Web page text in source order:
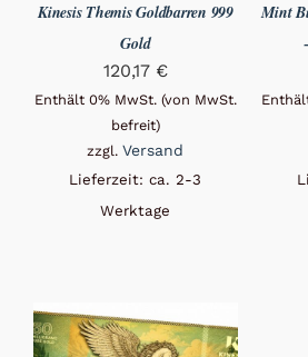
Kinesis Themis Goldbarren 999
Gold
120,17 €
Enthält 0% MwSt. (von MwSt.
befreit)
zzgl.Versand
Lieferzeit: ca. 2-3
Werktage
Mint